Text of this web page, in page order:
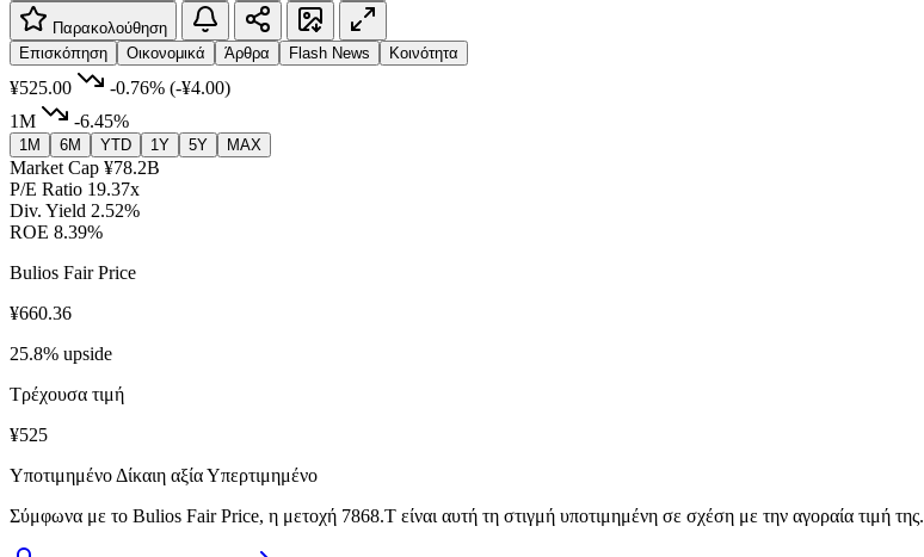
Παρακολούθηση
Επισκόπηση
Οικονομικά Άρθρα Flash News Κοινότητα
¥525.00 -0.76% (-¥4.00)
1M
-6.45%
1M 6M YTD 1Y 5Y MAX
Market Cap ¥78.2B
P/E Ratio 19.37x
Div. Yield 2.52%
ROE 8.39%
Bulios Fair Price
¥660.36
25.8% upside
Τρέχουσα τιμή
¥525
Υποτιμημένο Δίκαιη αξίαΥπερτιμημένο
Σύμφωνα με το Bulios Fair Price, η μετοχή 7868.T είναι αυτή τη στιγμή υποτιμημένη σε σχέση με την αγοραία τιμή της.